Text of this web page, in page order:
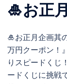
🎍お正
🎍お正月企画其
万円クーポン！
りスピードくじ
ードくじに挑戦